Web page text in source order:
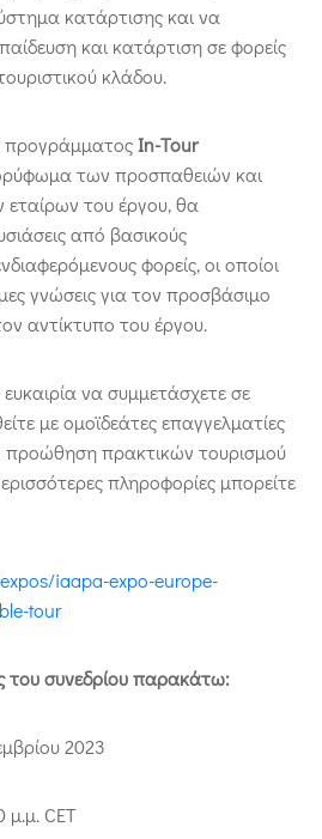
κατάρτισης και να
και κατάρτιση σε φορείς
κλάδου.
προγράμματος In-Tour
των προσπαθειών και
του έργου, θα
από βασικούς
φορείς, οι οποίοι
γνώσεις για τον προσβάσιμο
αντίκτυπο του έργου.
να συμμετάσχετε σε
με ομοϊδεάτες επαγγελματίες
προώθηση πρακτικών τουρισμού
πληροφορίες μπορείτε
iaapa-expo-europe-
tour
του συνεδρίου παρακάτω:
2023
μ.μ. CET